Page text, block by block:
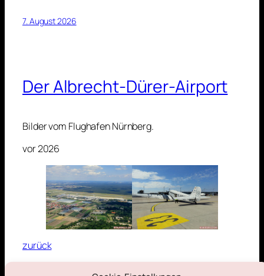
7. August 2026
Der Albrecht-Dürer-Airport
Bilder vom Flughafen Nürnberg.
vor 2026
zurück